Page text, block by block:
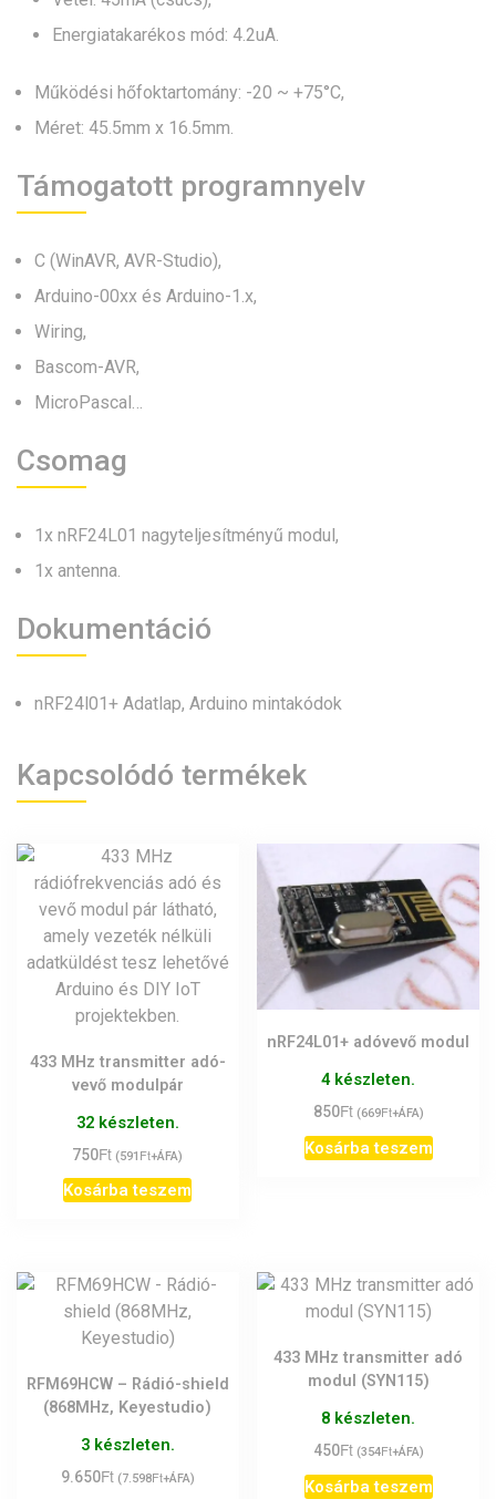
Energiatakarékos mód: 4.2uA.
Működési hőfoktartomány: -20 ~ +75°C,
Méret: 45.5mm x 16.5mm.
Támogatott programnyelv
C (WinAVR, AVR-Studio),
Arduino-00xx és Arduino-1.x,
Wiring,
Bascom-AVR,
MicroPascal…
Csomag
1x nRF24L01 nagyteljesítményű modul,
1x antenna.
Dokumentáció
nRF24l01+ Adatlap, Arduino mintakódok
Kapcsolódó termékek
433 MHz transmitter adó-
vevő modulpár
32 készleten.
750Ft (591 Ft+ÁFA)
Kosárba teszem
nRF24L01+ adóvevő modul
4 készleten.
850Ft (669Ft+ÁFA)
Kosárba teszem
RFM69HCW – Rádió-shield
(868MHz, Keyestudio)
3 készleten.
9.650Ft (7.598Ft+ÁFA)
433 MHz transmitter adó
modul (SYN115)
8 készleten.
450Ft (354Ft+ÁFA)
Kosárba teszem